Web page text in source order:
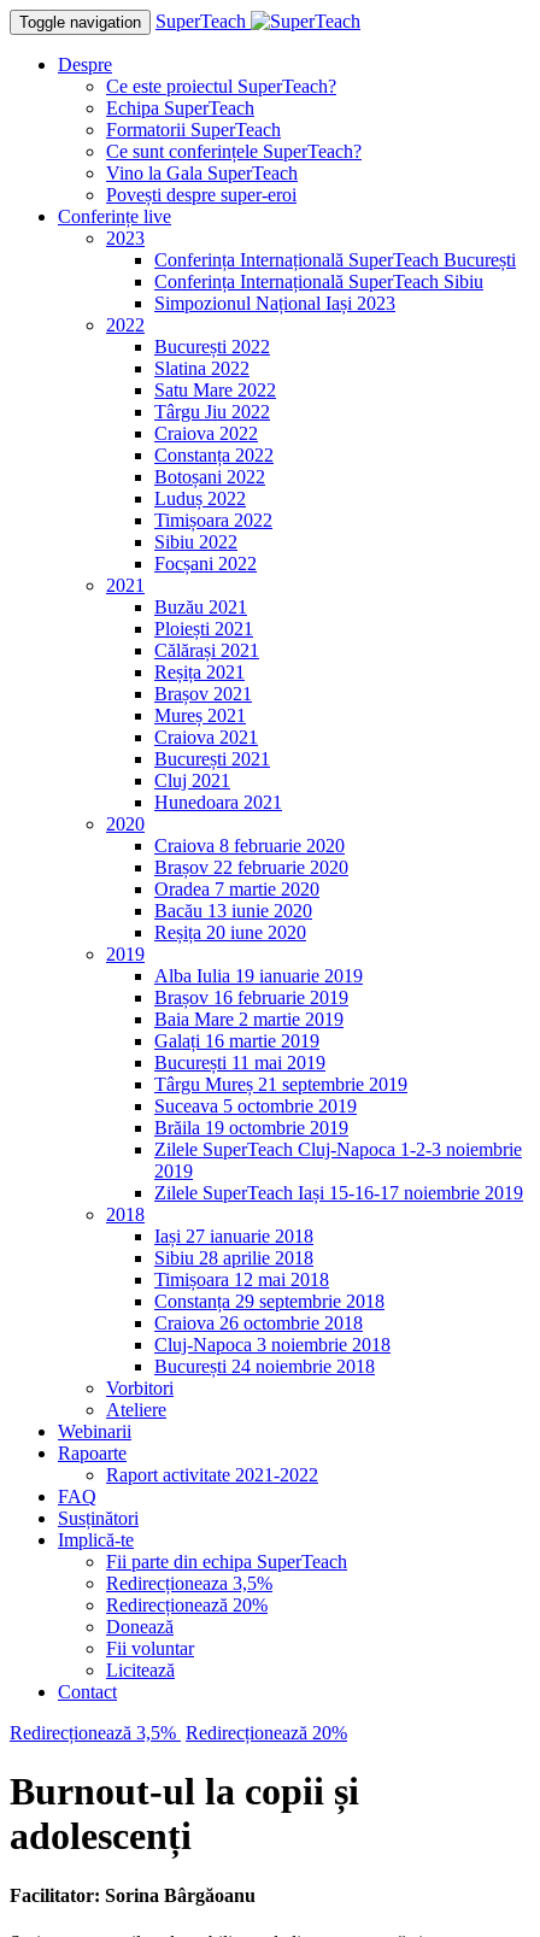
Toggle navigation SuperTeach
Despre
Ce este proiectul SuperTeach?
Echipa SuperTeach
Formatorii SuperTeach
Ce sunt conferințele SuperTeach?
Vino la Gala SuperTeach
Povești despre super-eroi
Conferințe live
2023
Conferința Internațională SuperTeach București
Conferința Internațională SuperTeach Sibiu
Simpozionul Național Iași 2023
2022
București 2022
Slatina 2022
Satu Mare 2022
Târgu Jiu 2022
Craiova 2022
Constanța 2022
Botoșani 2022
Luduș 2022
Timișoara 2022
Sibiu 2022
Focșani 2022
2021
Buzău 2021
Ploiești 2021
Călărași 2021
Reșița 2021
Brașov 2021
Mureș 2021
Craiova 2021
București 2021
Cluj 2021
Hunedoara 2021
2020
Craiova 8 februarie 2020
Brașov 22 februarie 2020
Oradea 7 martie 2020
Bacău 13 iunie 2020
Reșița 20 iune 2020
2019
Alba Iulia 19 ianuarie 2019
Brașov 16 februarie 2019
Baia Mare 2 martie 2019
Galați 16 martie 2019
București 11 mai 2019
Târgu Mureș 21 septembrie 2019
Suceava 5 octombrie 2019
Brăila 19 octombrie 2019
Zilele SuperTeach Cluj-Napoca 1-2-3 noiembrie
2019
Zilele SuperTeach Iași 15-16-17 noiembrie 2019
2018
Iași 27 ianuarie 2018
Sibiu 28 aprilie 2018
Timișoara 12 mai 2018
Constanța 29 septembrie 2018
Craiova 26 octombrie 2018
Cluj-Napoca 3 noiembrie 2018
București 24 noiembrie 2018
Vorbitori
Ateliere
Webinarii
Rapoarte
Raport activitate 2021-2022
FAQ
Susținători
Implică-te
Fii parte din echipa SuperTeach
Redirecționeaza 3,5%
Redirecționează 20%
Donează
Fii voluntar
Licitează
Contact
Redirecționează 3,5% Redirecționează 20%
Burnout-ul la copii și
adolescenți
Facilitator: Sorina Bârgăoanu